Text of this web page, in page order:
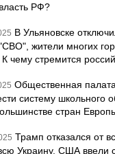
РФ?
В Ульяновске
жители многих
К чему стремится
Общественная
систему школьного
стран
Трамп отказался от
Украину. США ввели